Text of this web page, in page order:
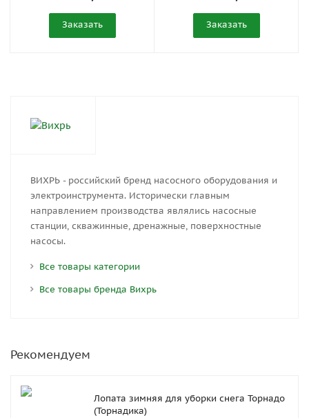
Заказать Заказать
ВИХРЬ - российский бренд насосного оборудования и
электроинструмента. Исторически главным
направлением производства являлись насосные
станции, скважинные, дренажные, поверхностные
насосы.
Все товары категории
Все товары бренда Вихрь
Рекомендуем
Лопата зимняя для уборки снега Торнадо
(Торнадика)